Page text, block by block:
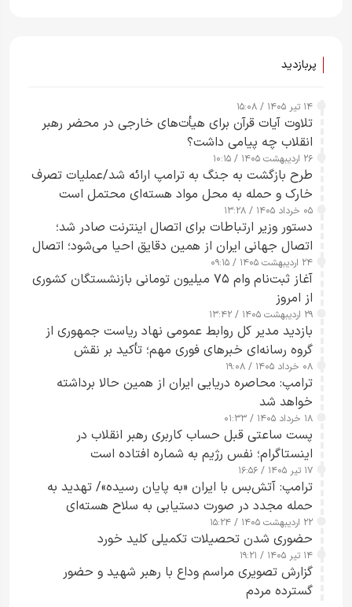
پربازدید
۱۴ تیر ۱۴۰۵ / ۱۵:۰۸
تلاوت آیات قرآن برای هیأت‌های خارجی در محضر رهبر
انقلاب چه پیامی داشت؟
۲۶ اردیبهشت ۱۴۰۵ / ۱۰:۱۵
طرح‌ بازگشت به جنگ به ترامپ ارائه شد/عملیات تصرف
خارک و حمله به محل مواد هسته‌ای محتمل است
۰۵ خرداد ۱۴۰۵ / ۱۳:۲۸
دستور وزیر ارتباطات برای اتصال اینترنت صادر شد؛
اتصال جهانی ایران از همین دقایق احیا می‌شود؛ اتصال
کامل مردم تا ۲۴ ساعت آینده
۲۴ اردیبهشت ۱۴۰۵ / ۰۹:۱۵
آغاز ثبت‌نام وام ۷۵ میلیون تومانی بازنشستگان کشوری
از امروز
۲۹ اردیبهشت ۱۴۰۵ / ۱۳:۴۲
بازدید مدیر کل روابط عمومی نهاد ریاست جمهوری از
گروه رسانه‌ای خبرهای فوری مهم؛ تأکید بر نقش
رسانه‌های هوشمند و مسئول در ارتقای آگاهی عمومی
۰۸ خرداد ۱۴۰۵ / ۱۹:۰۸
ترامپ: محاصره دریایی ایران از همین حالا برداشته
خواهد شد
۱۸ خرداد ۱۴۰۵ / ۰۱:۳۳
پست ساعتی قبل حساب کاربری رهبر انقلاب در
اینستاگرام؛ نفس رژیم به شماره افتاده است​
۱۷ تیر ۱۴۰۵ / ۱۶:۵۶
ترامپ: آتش‌بس با ایران «به پایان رسیده»/ تهدید به
حمله مجدد در صورت دستیابی به سلاح هسته‌ای
۲۲ اردیبهشت ۱۴۰۵ / ۱۵:۲۴
حضوری شدن تحصیلات تکمیلی کلید خورد
۱۴ تیر ۱۴۰۵ / ۱۹:۲۱
گزارش تصویری مراسم وداع با رهبر شهید و حضور
گسترده مردم